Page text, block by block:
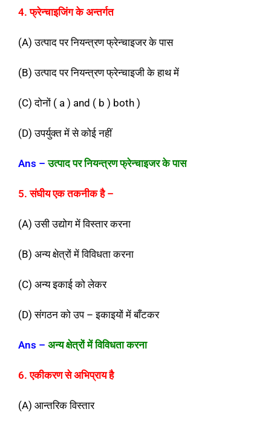
4. फ्रेन्चाइजिंग के अन्तर्गत
(A) उत्पाद पर नियन्त्रण फ्रेन्चाइजर के पास
(B) उत्पाद पर नियन्त्रण फ्रेन्चाइजी के हाथ में
(C) दोनों ( a ) and ( b ) both )
(D) उपर्युक्त में से कोई नहीं
Ans – उत्पाद पर नियन्त्रण फ्रेन्चाइजर के पास
5. संघीय एक तकनीक है–
(A) उसी उद्योग में विस्तार करना
(B) अन्य क्षेत्रों में विविधता करना
(C) अन्य इकाई को लेकर
(D) संगठन को उप – इकाइयों में बाँटकर
Ans – अन्य क्षेत्रों में विविधता करना
6. एकीकरण से अभिप्राय है
(A) आन्तरिक विस्तार